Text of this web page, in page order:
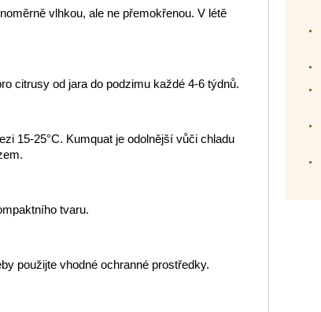
vlhkou, ale ne přemokřenou. V létě
citrusy od jara do podzimu každé 4-6 týdnů.
15-25°C. Kumquat je odolnější vůči chladu
tvaru.
použijte vhodné ochranné prostředky.